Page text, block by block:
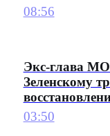
08:56
Экс-глава
Зеленскому
03:50